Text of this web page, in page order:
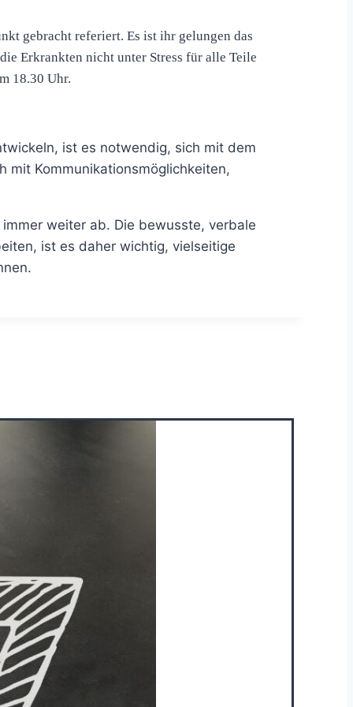
gebracht referiert. Es ist ihr gelungen das
Erkrankten nicht unter Stress für alle Teile
18.30 Uhr.
ist es notwendig, sich mit dem
mit Kommunikationsmöglichkeiten,
weiter ab. Die bewusste, verbale
ist es daher wichtig, vielseitige